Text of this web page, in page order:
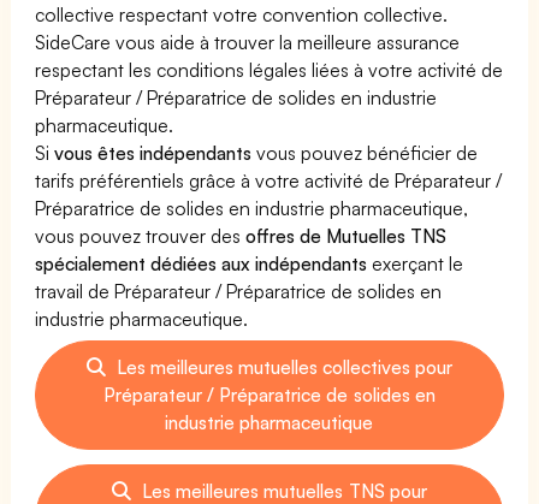
collective respectant votre convention collective.
SideCare vous aide à trouver la meilleure assurance
respectant les conditions légales liées à votre activité de
Préparateur / Préparatrice de solides en industrie
pharmaceutique.
Sivous êtes indépendants vous pouvez bénéficier de
tarifs préférentiels grâce à votre activité de Préparateur /
Préparatrice de solides en industrie pharmaceutique,
vous pouvez trouver desoffres de Mutuelles TNS
spécialement dédiées aux indépendants exerçant le
travail de Préparateur / Préparatrice de solides en
industrie pharmaceutique.
Les meilleures mutuelles collectives pour
Préparateur / Préparatrice de solides en
industrie pharmaceutique
Les meilleures mutuelles TNS pour